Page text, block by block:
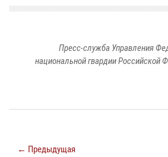
Пресс-служба Управления
национальной гвардии Российской
← Предыдущая